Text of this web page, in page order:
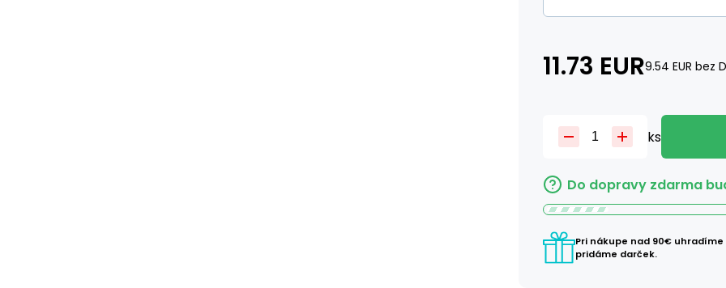
11.73 EUR9.54 EUR bez
ks
Do dopravy zdarma
Pri nákupe nad 90€
pridáme darček.